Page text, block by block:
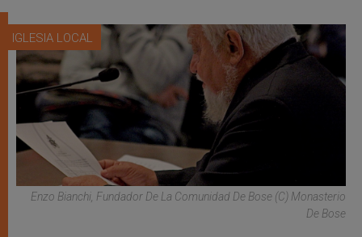
IGLESIA LOCAL
Enzo Bianchi, Fundador De La Comunidad De Bose (C) Monasterio
De Bose